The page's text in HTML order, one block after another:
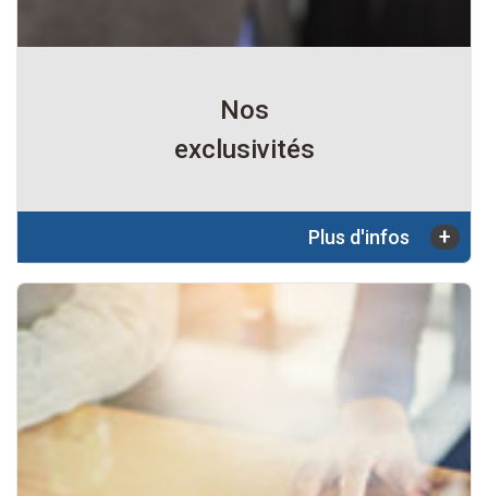
Nos
exclusivités
Plus d'infos +